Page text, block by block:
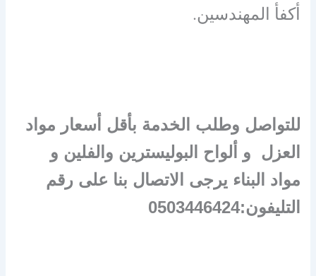
أكفأ المهندسين.
للتواصل وطلب الخدمة بأقل أسعار مواد
العزل و ألواح البوليسترين والفلين و
مواد البناء يرجى الاتصال بنا على رقم
التليفون:0503446424